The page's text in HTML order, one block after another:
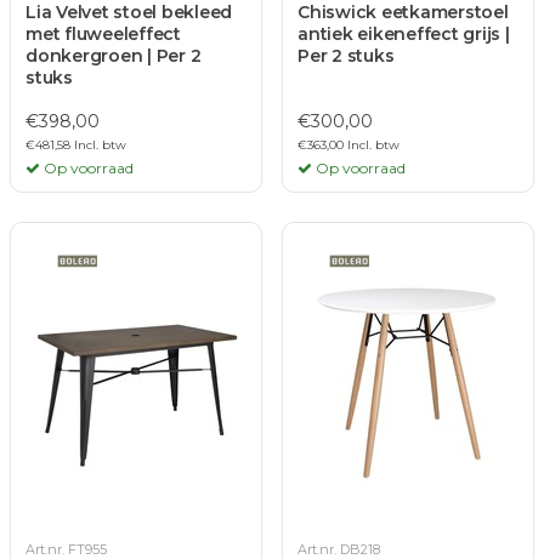
Lia Velvet stoel bekleed
met fluweeleffect
donkergroen | Per 2
stuks
€398,00
€481,58 Incl. btw
Op voorraad
Chiswick eetkamerstoel
antiek eikeneffect grijs |
Per 2 stuks
€300,00
€363,00 Incl. btw
Op voorraad
Art.nr. FT955 Art.nr. DB218